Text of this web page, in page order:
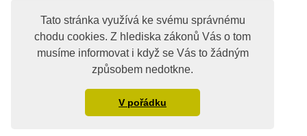
Tato stránka využívá ke svému správnému
chodu cookies. Z hlediska zákonů Vás o tom
musíme informovat i když se Vás to žádným
způsobem nedotkne.
V pořádku